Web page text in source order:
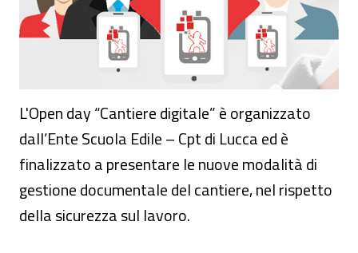
L'Open day “Cantiere digitale” è organizzato
dall’Ente Scuola Edile – Cpt di Lucca ed è
finalizzato a presentare le nuove modalità di
gestione documentale del cantiere, nel rispetto
della sicurezza sul lavoro.